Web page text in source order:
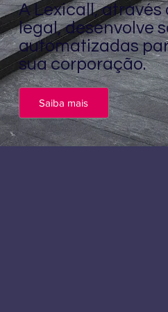
A Lexicall,
legal, desenvolve
automatizadas
sua corporação.
Saiba mais